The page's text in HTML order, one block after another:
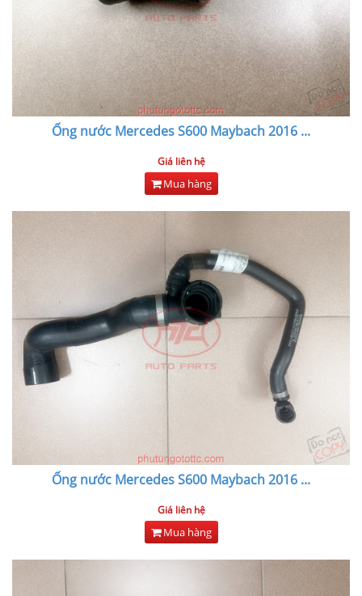
Ống nước Mercedes S600 Maybach 2016 ...
Giá liên hệ
Mua hàng
Ống nước Mercedes S600 Maybach 2016 ...
Giá liên hệ
Mua hàng